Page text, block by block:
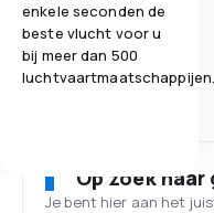
enkele seconden de
beste vlucht voor u
bij meer dan 500
luchtvaartmaatschappijen.
Op zoek
Je bent hier aan het